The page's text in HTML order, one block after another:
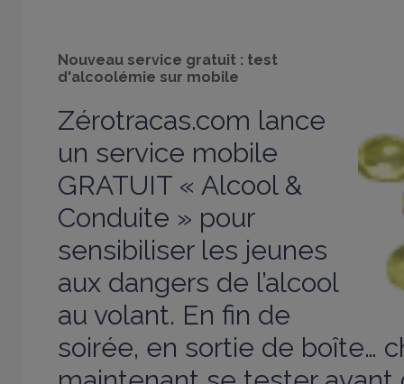
Nouveau service gratuit : test
d'alcoolémie sur mobile
Zérotracas.com lance
un service mobile
GRATUIT « Alcool &
Conduite » pour
sensibiliser les jeunes
aux dangers de l’alcool
au volant. En fin de
soirée, en sortie de boîte…